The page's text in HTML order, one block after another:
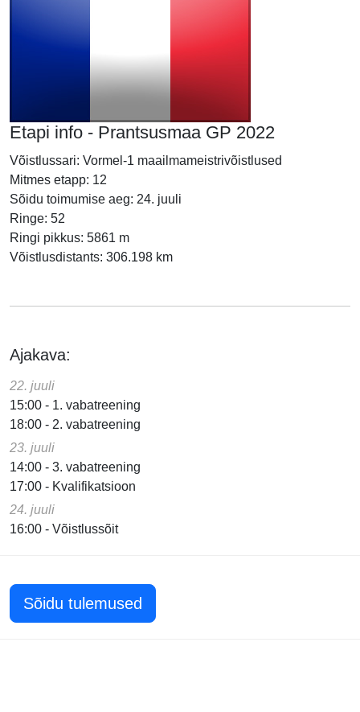
Etapi info - Prantsusmaa GP 2022
Võistlussari: Vormel-1 maailmameistrivõistlused
Mitmes etapp: 12
Sõidu toimumise aeg: 24. juuli
Ringe: 52
Ringi pikkus: 5861 m
Võistlusdistants: 306.198 km
Ajakava:
22. juuli
15:00 - 1. vabatreening
18:00 - 2. vabatreening
23. juuli
14:00 - 3. vabatreening
17:00 - Kvalifikatsioon
24. juuli
16:00 - Võistlussõit
Sõidu tulemused